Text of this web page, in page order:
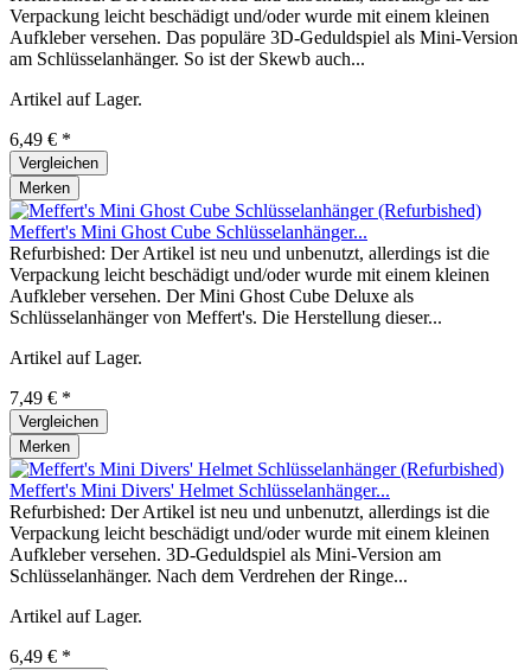
Verpackung leicht beschädigt und/oder wurde mit einem kleinen
Aufkleber versehen. Das populäre 3D-Geduldspiel als Mini-Version
am Schlüsselanhänger. So ist der Skewb auch...
Artikel auf Lager.
6,49 € *
Vergleichen
Merken
Meffert's Mini Ghost Cube Schlüsselanhänger...
Refurbished: Der Artikel ist neu und unbenutzt, allerdings ist die
Verpackung leicht beschädigt und/oder wurde mit einem kleinen
Aufkleber versehen. Der Mini Ghost Cube Deluxe als
Schlüsselanhänger von Meffert's. Die Herstellung dieser...
Artikel auf Lager.
7,49 € *
Vergleichen
Merken
Meffert's Mini Divers' Helmet Schlüsselanhänger...
Refurbished: Der Artikel ist neu und unbenutzt, allerdings ist die
Verpackung leicht beschädigt und/oder wurde mit einem kleinen
Aufkleber versehen. 3D-Geduldspiel als Mini-Version am
Schlüsselanhänger. Nach dem Verdrehen der Ringe...
Artikel auf Lager.
6,49 € *